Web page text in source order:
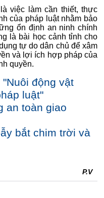
việc làm cần thiết, thực
của pháp luật nhằm bảo
ổn định an ninh chính
là bài học cảnh tỉnh cho
tự do dân chủ để xâm
và lợi ích hợp pháp của
quyền.
động vật
luật"
an toàn giao
bắt chim trời và
P.V